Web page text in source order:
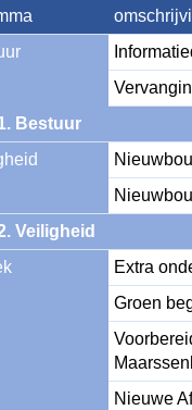
Bestuur
Veiligheid
Extra
Groen
Nieuwe